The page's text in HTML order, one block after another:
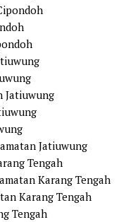
Jatiuwung
Jatiuwung
Tengah
Karang Tengah
Karang Tengah
Tengah